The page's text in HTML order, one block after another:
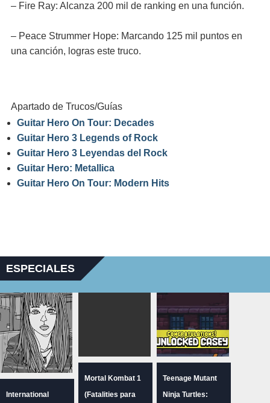
– Fire Ray: Alcanza 200 mil de ranking en una función.
– Peace Strummer Hope: Marcando 125 mil puntos en
una canción, logras este truco.
Apartado de Trucos/Guías
Guitar Hero On Tour: Decades
Guitar Hero 3 Legends of Rock
Guitar Hero 3 Leyendas del Rock
Guitar Hero: Metallica
Guitar Hero On Tour: Modern Hits
ESPECIALES
International
Mortal Kombat 1
(Fatalities para
Teenage Mutant
Ninja Turtles: